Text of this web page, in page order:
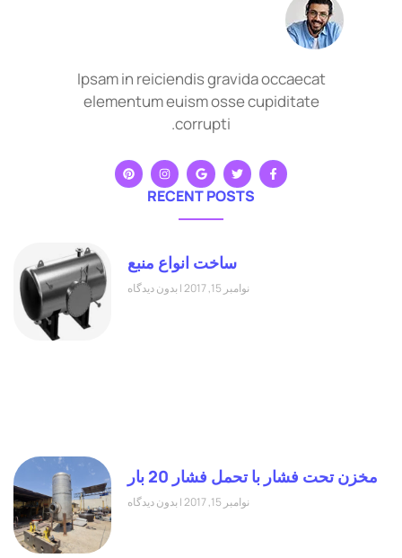
Ipsam in reiciendis gravida occaecat
elementum euism osse cupiditate
corrupti.
RECENT POSTS
ساخت انواع منبع
نوامبر 15, 2017 بدون دیدگاه
مخزن تحت فشار با تحمل فشار 20 بار
نوامبر 15, 2017 بدون دیدگاه